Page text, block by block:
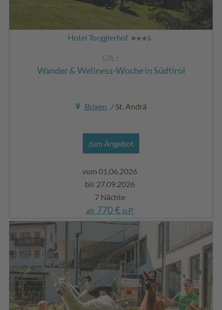
Hotel Torgglerhof
CIN +
Wander & Wellness-Woche in Südtirol
Brixen / St. Andrä
zum Angebot
vom 01.06.2026
bis 27.09.2026
7 Nächte
ab770 € p.P.